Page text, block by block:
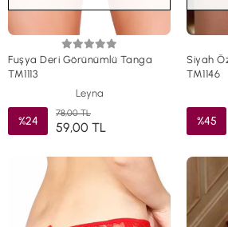
Fuşya Deri Görünümlü Tanga
TM1113
Leyna
%24
78,00 TL
59,00 TL
Siyah
TM1146
%45